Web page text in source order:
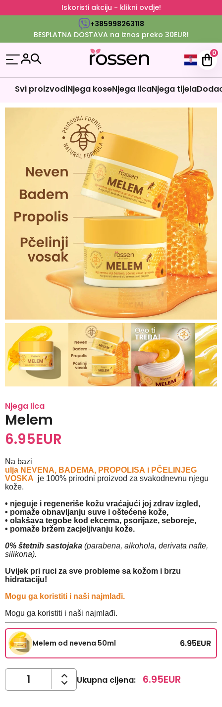
Iskoristi akciju - klikni ovdje!
+385998263118
BESPLATNA DOSTAVA na iznos preko 30EUR!
0
Svi proizvodiNjega koseNjega licaNjega tijela
Njega lica
Melem
6.95EUR
Na bazi
ulja NEVENA, BADEMA, PROPOLISA i PČELINJEG
VOSKA je 100% prirodni proizvod za svakodnevnu njegu
kože.
• njeguje i regeneriše kožu vraćajući joj zdrav izgled,
• pomaže obnavljanju suve i oštećene kože,
• olakšava tegobe kod ekcema, psorijaze, seboreje,
• pomaže bržem zacjeljivanju kože.
0% štetnih sastojaka (parabena, alkohola, derivata nafte,
silikona).
Uvijek pri ruci za sve probleme sa kožom i brzu
hidrataciju!
Mogu ga koristiti i naši najmlađi.
Mogu ga koristiti i naši najmlađi.
Melem od nevena 50ml 6.95EUR
Ukupna cijena: 6.95EUR